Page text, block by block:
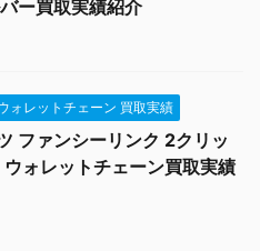
ー買取実績紹介
ォレットチェーン 買取実績
ファンシーリンク 2クリッ
ウォレットチェーン買取実績